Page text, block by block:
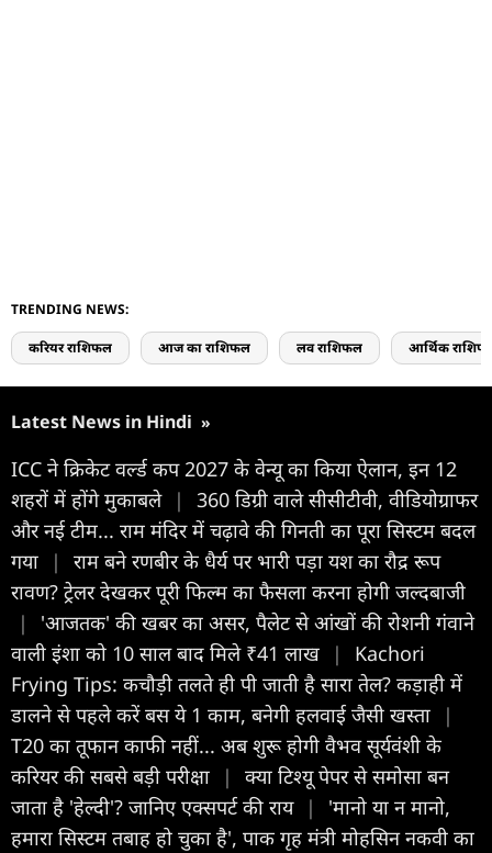
TRENDING NEWS:
करियर राशिफल आज का राशिफल लव राशिफल आर्थिक
Latest News in Hindi »
ICC ने क्रिकेट वर्ल्ड कप 2027 के वेन्यू का किया ऐलान, इन 12
शहरों में होंगे मुकाबले |
360 डिग्री वाले सीसीटीवी, वीडियोग्राफर
और नई टीम... राम मंदिर में चढ़ावे की गिनती का पूरा सिस्टम बदल
गया
|
राम बने रणबीर के धैर्य पर भारी पड़ा यश का रौद्र रूप
रावण? ट्रेलर देखकर पूरी फिल्म का फैसला करना होगी जल्दबाजी
|
'आजतक' की खबर का असर, पैलेट से आंखों की रोशनी गंवाने
वाली इंशा को 10 साल बाद मिले ₹41 लाख
|
Kachori
Frying Tips: कचौड़ी तलते ही पी जाती है सारा तेल? कड़ाही में
डालने से पहले करें बस ये 1 काम, बनेगी हलवाई जैसी खस्ता
|
T20 का तूफान काफी नहीं... अब शुरू होगी वैभव सूर्यवंशी के
करियर की सबसे बड़ी परीक्षा
|
क्या टिश्यू पेपर से समोसा बन
जाता है 'हेल्दी'? जानिए एक्सपर्ट की राय |
'मानो या न मानो,
हमारा सिस्टम तबाह हो चुका है', पाक गृह मंत्री मोहसिन नकवी का